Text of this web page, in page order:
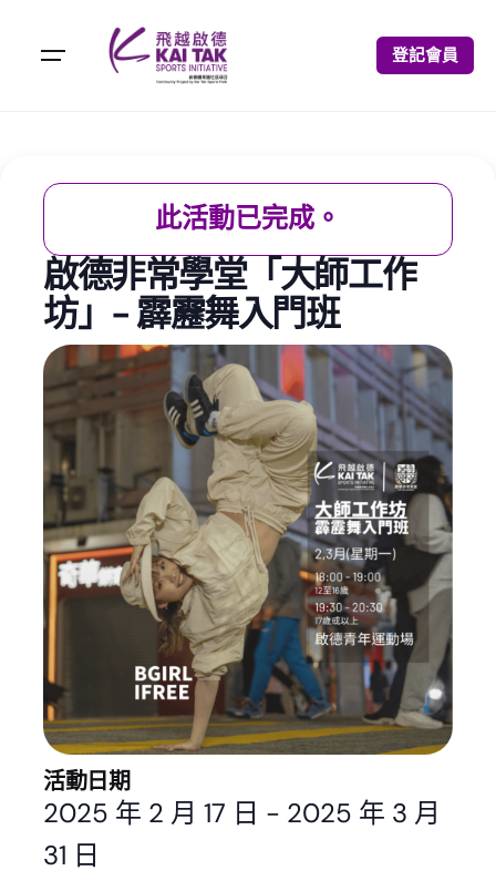
登記會員
此活動已完成。
啟德非常學堂「大師工作
坊」- 霹靂舞入門班
活動日期
2025 年 2 月 17 日 - 2025 年 3 月
31 日